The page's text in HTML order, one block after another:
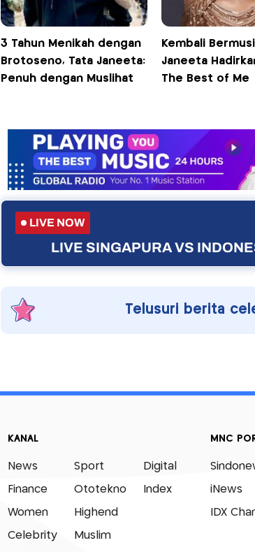
3 Tahun Menikah dengan
Brotoseno, Tata Janeeta:
Penuh dengan Muslihat
Kembali
Janeeta
The Best of Me
LIVE NOW
LIVE SINGAPURA VS
Telusuri berita